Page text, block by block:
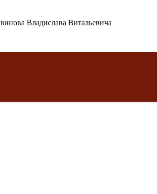
Владислава Витальевича